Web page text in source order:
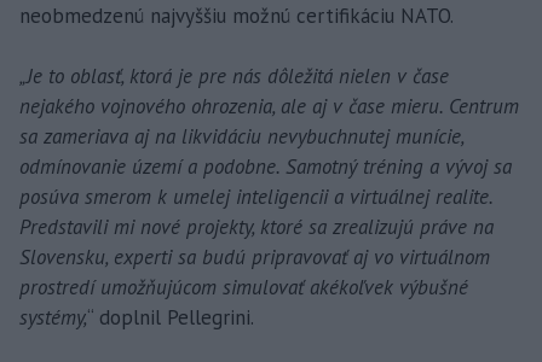
neobmedzenú najvyššiu možnú certifikáciu NATO.
„Je to oblasť, ktorá je pre nás dôležitá nielen v čase
nejakého vojnového ohrozenia, ale aj v čase mieru. Centrum
sa zameriava aj na likvidáciu nevybuchnutej munície,
odmínovanie území a podobne. Samotný tréning a vývoj sa
posúva smerom k umelej inteligencii a virtuálnej realite.
Predstavili mi nové projekty, ktoré sa zrealizujú práve na
Slovensku, experti sa budú pripravovať aj vo virtuálnom
prostredí umožňujúcom simulovať akékoľvek výbušné
systémy,“ doplnil Pellegrini.